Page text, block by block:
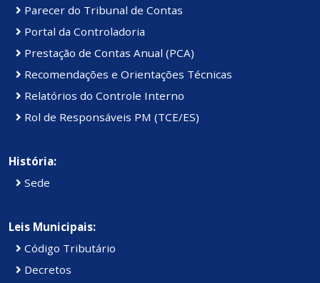
Parecer do Tribunal de Contas
Portal da Controladoria
Prestação de Contas Anual (PCA)
Recomendações e Orientações Técnicas
Relatórios do Controle Interno
Rol de Responsáveis PM (TCE/ES)
História:
Sede
Leis Municipais:
Código Tributário
Decretos